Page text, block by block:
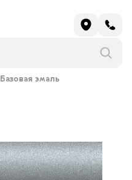
Базовая эмаль